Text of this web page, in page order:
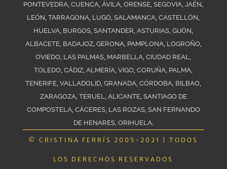
PONTEVEDRA,CUENCA,ÁVILA,ORENSE,SEGOVIA,JAÉN,
LEÓN,TARRAGONA, LUGO,SALAMANCA,CASTELLÓN,
HUELVA, BURGOS,SANTANDER,ASTURIAS,GIJÓN,
ALBACETE, BADAJOZ, GERONA, PAMPLONA, LOGROÑO,
OVIEDO, LAS PALMAS, MARBELLA,CIUDAD REAL,
TOLEDO,CÁDIZ,ALMERÍA,VIGO,CORUÑA, PALMA,
TENERIFE,VALLADOLID,GRANADA,CÓRDOBA, BILBAO,
ZARAGOZA, TERUEL, ALICANTE, SANTIAGO DE
COMPOSTELA, CÁCERES, LAS ROZAS, SAN FERNANDO
DE HENARES, ORIHUELA.
© CRISTINA FERRÍS 2005-2021 | TODOS
LOS DERECHOS RESERVADOS